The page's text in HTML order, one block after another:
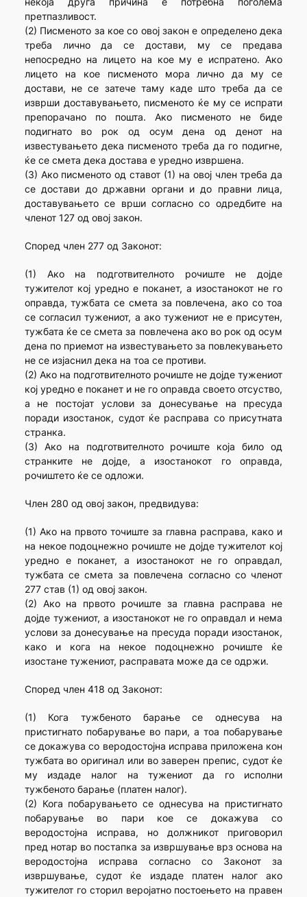
претпазливост.
(2) Писменото за кое со овој закон е определено дека
треба лично да се достави, му се предава
непосредно на лицето на кое му е испратено. Ако
лицето на кое писменото мора лично да му се
достави, не се затече таму каде што треба да се
изврши доставувањето, писменото ќе му се испрати
препорачано по пошта. Ако писменото не биде
подигнато во рок од осум дена од денот на
известувањето дека писменото треба да го подигне,
ќе се смета дека достава е уредно извршена.
(3) Ако писменото од ставот (1) на овој член треба да
се достави до државни органи и до правни лица,
доставувањето се врши согласно со одредбите на
членот 127 од овој закон.
Според член 277 од Законот:
(1) Ако на подготвителното рочиште не дојде
тужителот кој уредно е поканет, а изостанокот не го
оправда, тужбата се смета за повлечена, ако со тоа
се согласил тужениот, а ако тужениот не е присутен,
тужбата ќе се смета за повлечена ако во рок од осум
дена по приемот на известувањето за повлекувањето
не се изјаснил дека на тоа се противи.
(2) Ако на подготвителното рочиште не дојде тужениот
кој уредно е поканет и не го оправда своето отсуство,
а не постојат услови за донесување на пресуда
поради изостанок, судот ќе расправа со присутната
странка.
(3) Ако на подготвителното рочиште која било од
странките не дојде, а изостанокот го оправда,
рочиштето ќе се одложи.
Член 280 од овој закон, предвидува:
(1) Ако на првото точиште за главна расправа, како и
на некое подоцнежно рочиште не дојде тужителот кој
уредно е поканет, а изостанокот не го оправдал,
тужбата се смета за повлечена согласно со членот
277 став (1) од овој закон.
(2) Ако на првото рочиште за главна расправа не
дојде тужениот, а изостанокот не го оправдал и нема
услови за донесување на пресуда поради изостанок,
како и кога на некое подоцнежно рочиште ќе
изостане тужениот, расправата може да се одржи.
Според член 418 од Законот:
(1) Кога тужбеното барање се однесува на
пристигнато побарување во пари, а тоа побарување
се докажува со веродостојна исправа приложена кон
тужбата во оригинал или во заверен препис, судот ќе
му издаде налог на тужениот да го исполни
тужбеното барање (платен налог).
(2) Кога побарувањето се однесува на пристигнато
побарување во пари кое се докажува со
веродостојна исправа, но должникот приговорил
пред нотар во постапка за извршување врз основа на
веродостојна исправа согласно со Законот за
извршување, судот ќе издаде платен налог ако
тужителот го сторил веројатно постоењето на правен